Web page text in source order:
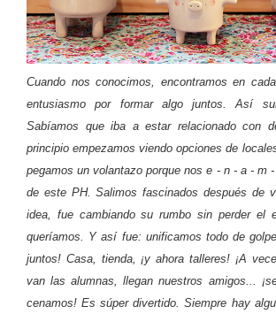
Cuando nos conocimos, encontramos en
entusiasmo por formar algo juntos. Así
Sabíamos que iba a estar relacionado con
principio empezamos viendo opciones de
pegamos un volantazo porque nos e - n - a - m
de este PH. Salimos fascinados después de
idea, fue cambiando su rumbo sin perder el
queríamos. Y así fue: unificamos todo de
juntos! Casa, tienda, ¡y ahora talleres! ¡A
van las alumnas, llegan nuestros amigos...
cenamos! Es súper divertido. Siempre hay